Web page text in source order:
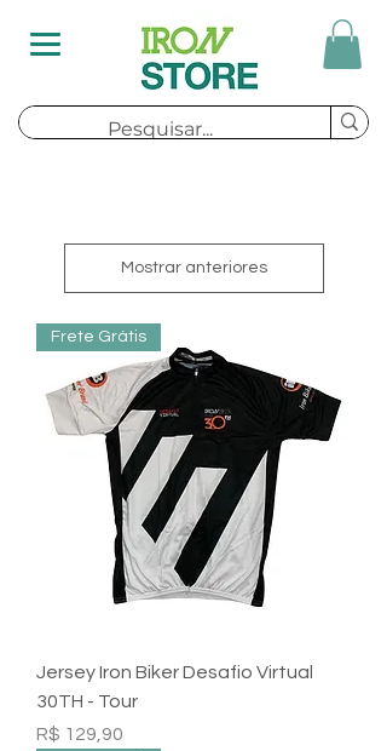
Mostrar anteriores
Frete Grátis
Jersey Iron Biker Desafio Virtual
30TH - Tour
Preço
R$ 129,90